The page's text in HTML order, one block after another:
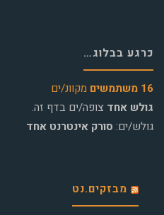
כרגע בבלוג…
16 משתמשים
מקוונ/ים
גולש אחד צופה/ים בדף זה.
גולש/ים: סורק אינטרנט אחד
מבזקים.נט